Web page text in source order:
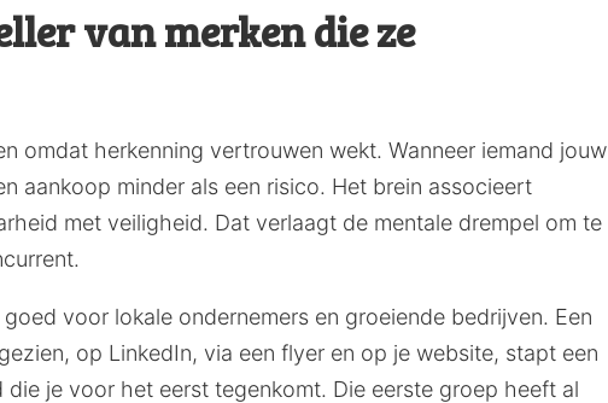
van merken die ze
omdat herkenning vertrouwen wekt. Wanneer iemand jouw
aankoop minder als een risico. Het brein associeert
met veiligheid. Dat verlaagt de mentale drempel om te
voor lokale ondernemers en groeiende bedrijven. Een
op LinkedIn, via een flyer en op je website, stapt een
je voor het eerst tegenkomt. Die eerste groep heeft al